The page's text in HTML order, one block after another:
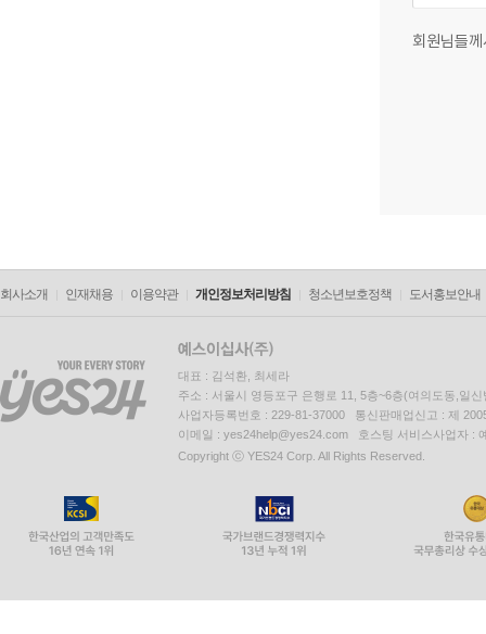
회원님들
회사소개 인재채용 이용약관 개인정보처리방침 청소년보호정책 도서홍보안내
대표 : 김석환, 최세라
주소 : 서울시 영등포구 은행로 11, 5층~6층(여의도동,일신
사업자등록번호 : 229-81-37000 통신판매업신고 : 제
이메일 : yes24help@yes24.com 호스팅 서비스사업자 :
Copyright ⓒ YES24 Corp. All Rights Reserved.